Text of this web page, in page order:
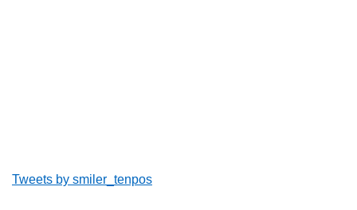
Tweets by smiler_tenpos